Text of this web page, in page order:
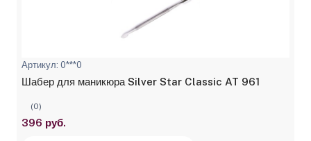
Артикул: 0***0
Шабер для маникюра Silver Star Classic AT 961
(0)
396 руб.